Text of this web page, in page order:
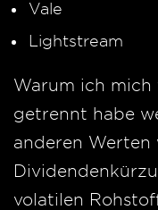
Vale
Lightstream
Warum ich mich
getrennt habe
anderen Werten
volatilen